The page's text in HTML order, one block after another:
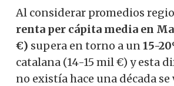
Al considerar promedios
renta per cápita media en
€) supera en torno a un15-
catalana (14-15 mil €) y esta
no existía hace una década